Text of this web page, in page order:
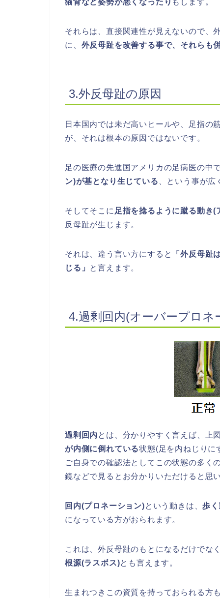
それらは、直接関連性が見えないので、
に、 外反母趾を改善する事で、それらも
3.外反母趾の原因
日本国内では未だ高いヒールや、足指の
が、それは根本の原因ではないです。
足の医療の先進国アメリカの足病医の中
ン)が基となり生じている 、という事が
そしてそこに 足指を捻るように蹴る動き
反母趾が生じます。
それは、違う言い方にすると
「外反母趾
じる」 と言えます。
4.過剰回内(オーバープロ
過剰回内 とは、分かりやすく言えば、上
が内側に倒れている状態(足を内ねじりに
ご自身での確認法としてこの状態の多く
鏡などで見るとお分かりいただけると思
回内(プロネーション)という動きは、歩
になっている方がおられます。
これは、外反母趾のもとになるだけでな
根源(ラスボス)とも言えます。
生まれつきこの資質を持っておられる方